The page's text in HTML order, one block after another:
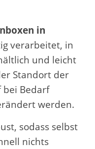
in
verarbeitet, in
und leicht
Standort der
Bedarf
werden.
sodass selbst
nichts